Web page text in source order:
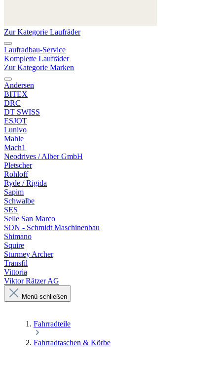
Zur Kategorie Laufräder
Laufradbau-Service
Komplette Laufräder
Zur Kategorie Marken
Andersen
BITEX
DRC
DT SWISS
ESJOT
Lunivo
Mahle
Mach1
Neodrives / Alber GmbH
Pletscher
Rohloff
Ryde / Rigida
Sapim
Schwalbe
SES
Selle San Marco
SON - Schmidt Maschinenbau
Shimano
Squire
Sturmey Archer
Transfil
Vittoria
Viktor Rätzer AG
Menü schließen
Fahrradteile
Fahrradtaschen & Körbe